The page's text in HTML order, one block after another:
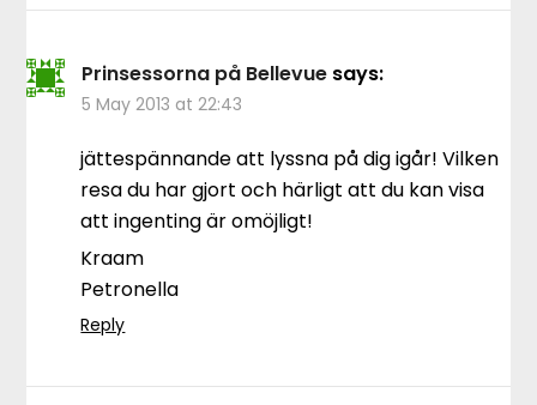
Prinsessorna på Bellevue says:
5 May 2013 at 22:43
jättespännande att lyssna på dig igår! Vilken
resa du har gjort och härligt att du kan visa
att ingenting är omöjligt!
Kraam
Petronella
Reply